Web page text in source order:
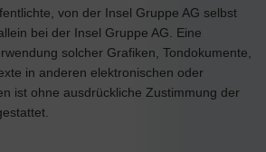
von der Insel Gruppe AG selbst
bei der Insel Gruppe AG. Eine
solcher Grafiken, Tondokumente,
in anderen elektronischen oder
ist ohne ausdrückliche Zustimmung der